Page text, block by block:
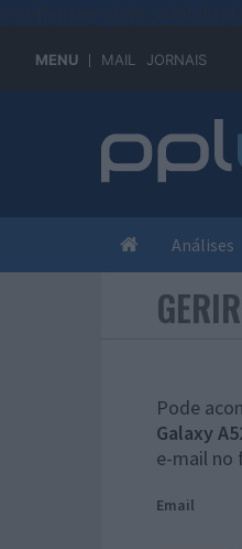
MENU MAIL JORNAIS
Análises
Pode
Galaxy
e-mail no
Email